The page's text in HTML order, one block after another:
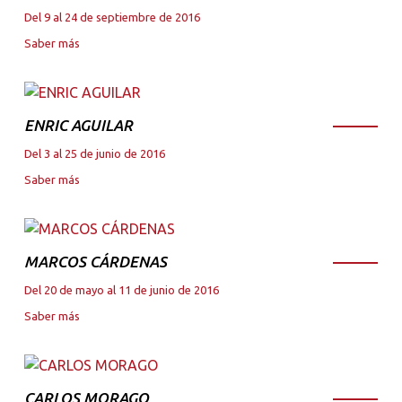
Del 9 al 24 de septiembre de 2016
Saber más
ENRIC AGUILAR
Del 3 al 25 de junio de 2016
Saber más
MARCOS CÁRDENAS
Del 20 de mayo al 11 de junio de 2016
Saber más
CARLOS MORAGO